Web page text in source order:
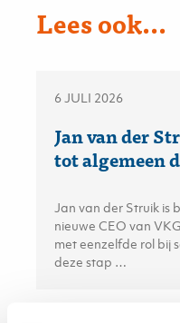
Lees ook...
6 JULI 2026
Jan van der
tot algemeen
Jan van der Struik is
nieuwe CEO van
met eenzelfde rol bij
deze stap …